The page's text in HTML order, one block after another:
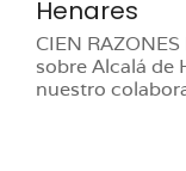
Henares
CIEN
sobre Alcalá de
nuestro